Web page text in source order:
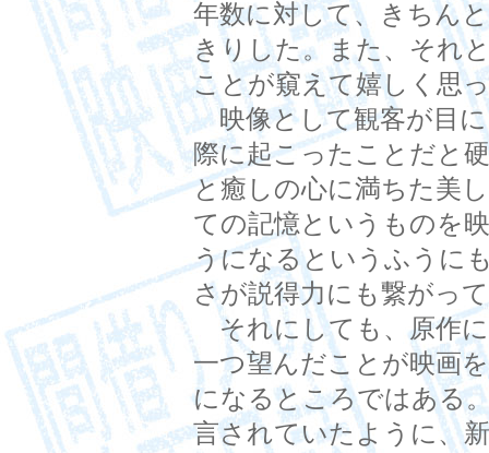
年数に対して、きちん
きりした。また、それ
ことが窺えて嬉しく思
映像として観客が目に
際に起こったことだと
と癒しの心に満ちた美
ての記憶というものを
うになるというふうに
さが説得力にも繋がっ
それにしても、原作
一つ望んだことが映画
になるところではある
言されていたように、